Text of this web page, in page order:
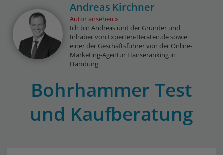
Andreas Kirchner
Autor ansehen
Ich bin Andreas und der Gründer und
Inhaber von Experten-Beraten.de sowie
einer der Geschäftsführer von der Online-
Marketing-Agentur Hanseranking in
Hamburg.
Bohrhammer Test
und Kaufberatung